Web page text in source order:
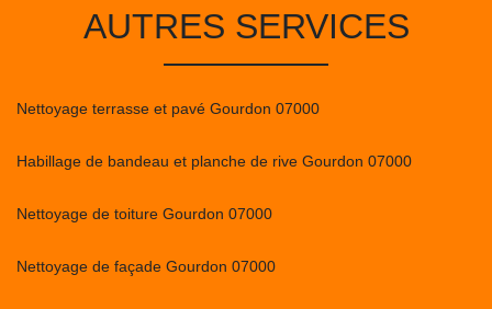
AUTRES SERVICES
Nettoyage terrasse et pavé Gourdon 07000
Habillage de bandeau et planche de rive Gourdon 07000
Nettoyage de toiture Gourdon 07000
Nettoyage de façade Gourdon 07000